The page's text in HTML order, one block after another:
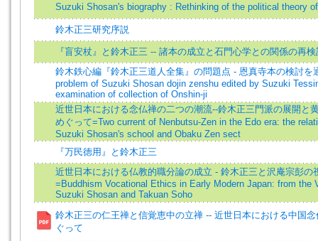
Suzuki Shosan's biography : Rethinking of the political theory
鈴木正三研究序説
『盲安杖』と鈴木正三 -- 諸本の成立と石門心学との関係の再検
鈴木鉄心編『鈴木正三道人全集』の問題点 - 恩真寺本の検討を
problem of Suzuki Shosan dojin zenshu edited by Suzuki
examination of collection of Onshin-ji
近世日本における念仏禅の二つの潮流--鈴木正三門派の展開と
めぐって=Two current of Nenbutsu-Zen in the Edo era: the
Suzuki Shosan's school and Obaku Zen sect
『万民徳用』と鈴木正三
近世日本における仏教的職分論の成立 - 鈴木正三と沢庵宗彭の
=Buddhism Vocational Ethics in Early Modern Japan: from the
Suzuki Shosan and Takuan Soho
鈴木正三の仁王禅と信覚恵中の立禅 -- 近世日本における中国
ぐって